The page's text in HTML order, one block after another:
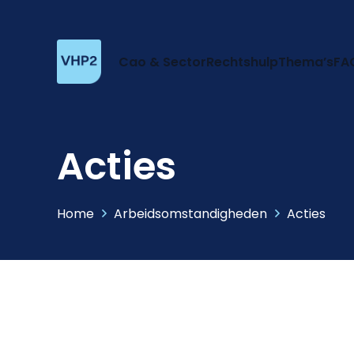
Cao & SectorRechtshulpThema’s
Acties
Home Arbeidsomstandigheden Acties